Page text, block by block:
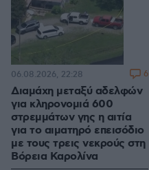
Διαμάχη μεταξύ αδελφών
για κληρονομιά 600
στρεμμάτων γης η αιτία
για το αιματηρό επεισόδιο
με τους τρεις νεκρούς στη
Βόρεια Καρολίνα
06.08.2026, 22:28 6